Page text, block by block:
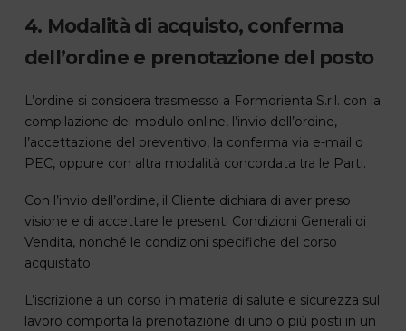
4. Modalità di acquisto, conferma
dell’ordine e prenotazione del posto
L’ordine si considera trasmesso a Formorienta S.r.l. con la
compilazione del modulo online, l’invio dell’ordine,
l’accettazione del preventivo, la conferma via e-mail o
PEC, oppure con altra modalità concordata tra le Parti.
Con l’invio dell’ordine, il Cliente dichiara di aver preso
visione e di accettare le presenti Condizioni Generali di
Vendita, nonché le condizioni specifiche del corso
acquistato.
L’iscrizione a un corso in materia di salute e sicurezza sul
lavoro comporta la prenotazione di uno o più posti in un